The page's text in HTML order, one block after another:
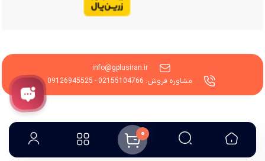
0
info@gplusiran.ir
مشاوره فروش: 02155104766 - 09126945525